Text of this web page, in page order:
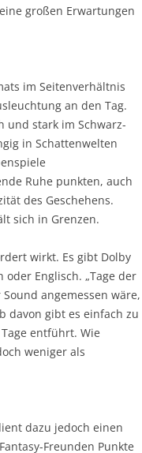
großen Erwartungen
im Seitenverhältnis
an den Tag.
und stark im Schwarz-
in Schattenwelten
Ruhe punkten, auch
des Geschehens.
sich in Grenzen.
wirkt. Es gibt Dolby
Englisch. „Tage der
angemessen wäre,
davon gibt es einfach zu
entführt. Wie
weniger als
dazu jedoch einen
Freunden Punkte